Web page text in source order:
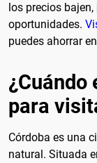
los precios
oportunidades.
puedes ahorrar
¿Cuándo
para
Córdoba es una
natural. Situada